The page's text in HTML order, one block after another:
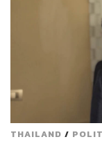
THAILAND /